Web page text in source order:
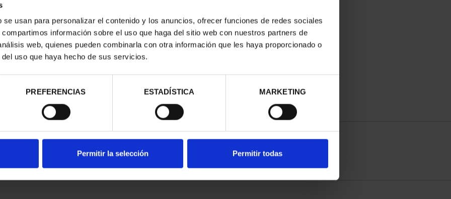
usan para personalizar el contenido y los anuncios, ofrecer funciones de redes sociales
información sobre el uso que haga del sitio web con nuestros partners de
web, quienes pueden combinarla con otra información que les haya proporcionado o
uso que haya hecho de sus servicios.
PREFERENCIAS ESTADÍSTICA MARKETING
Permitir la selección Permitir todas
CIUDADES
DE LA HU...
€
registrados